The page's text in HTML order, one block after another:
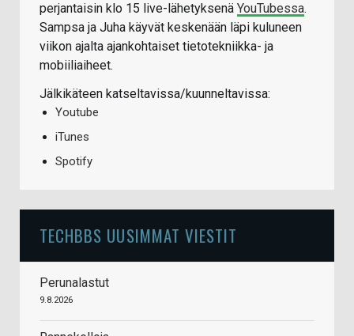
perjantaisin klo 15 live-lähetyksenä YouTubessa.
Sampsa ja Juha käyvät keskenään läpi kuluneen
viikon ajalta ajankohtaiset tietotekniikka- ja
mobiiliaiheet.
Jälkikäteen katseltavissa/kuunneltavissa:
Youtube
iTunes
Spotify
TECHBBS UUSIMMAT VIESTIT
Perunalastut
9.8.2026